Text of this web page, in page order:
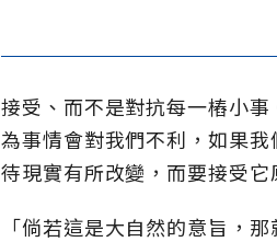
接受、而不是對抗每一樁小
為事情會對我們不利，如果
待現實有所改變，而要接受它
「倘若這是大自然的意旨，